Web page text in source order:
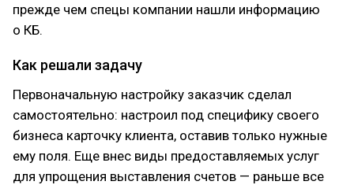
прежде чем спецы компании нашли информацию
о КБ.
Как решали задачу
Первоначальную настройку заказчик сделал
самостоятельно: настроил под специфику своего
бизнеса карточку клиента, оставив только нужные
ему поля. Еще внес виды предоставляемых услуг
для упрощения выставления счетов — раньше все